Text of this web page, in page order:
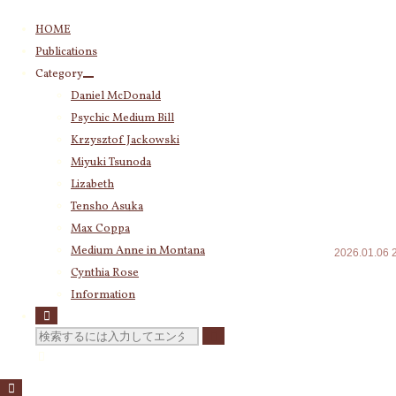
HOME
Publications
Category
Daniel McDonald
Psychic Medium Bill
Krzysztof Jackowski
Miyuki Tsunoda
Lizabeth
Tensho Asuka
Max Coppa
Medium Anne in Montana
Cynthia Rose
Information
検
2026.01.06
Category
Daniel McDonald(243)
Psychic Medium Bill(11)
Katherine(23)
Krzysztof Jackowski
Miyuki Tsunoda
Lizabeth (255)
Tensho Asuka
Amanda Coppa (210)
Max Coppa
Medium Anne in Montana